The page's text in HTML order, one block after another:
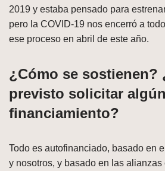
2019 y estaba pensado para
pero la COVID-19 nos encerró a
ese proceso en abril de este año.
¿Cómo se sostienen?
previsto solicitar
financiamiento?
Todo es autofinanciado, basado en
y nosotros, y basado en las